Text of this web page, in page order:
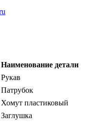
Наименование детали
Рукав
Патрубок
Хомут пластиковый
Заглушка